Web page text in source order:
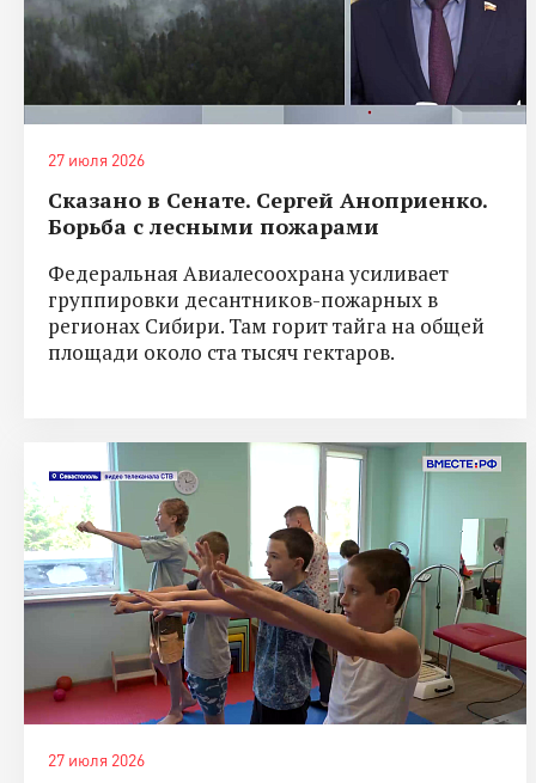
27 июля 2026
Сказано в Сенате. Сергей Аноприенко.
Борьба с лесными пожарами
Федеральная Авиалесоохрана усиливает
группировки десантников-пожарных в
регионах Сибири. Там горит тайга на общей
площади около ста тысяч гектаров.
27 июля 2026